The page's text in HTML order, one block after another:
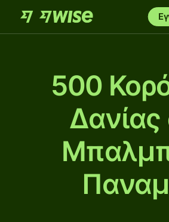
500
Δανίας